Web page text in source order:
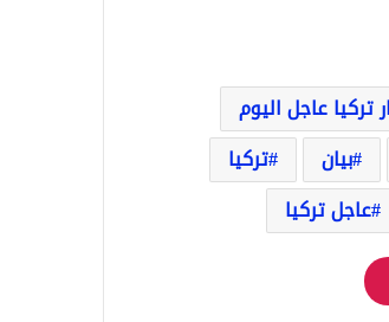
تركيا عاجل اليوم
بيان
تركيا
عاجل تركيا